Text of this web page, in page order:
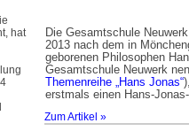
hat
Die Gesamtschule
2013 nach dem in
geborenen Philosophen
Gesamtschule Neuwerk
Themenreihe „Hans Jonas“
erstmals einen Hans-
Zum Artikel »